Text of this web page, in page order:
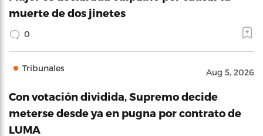
muerte de dos jinetes
0
Tribunales Aug 5, 2026
Con votación dividida, Supremo decide
meterse desde ya en pugna por contrato de
LUMA